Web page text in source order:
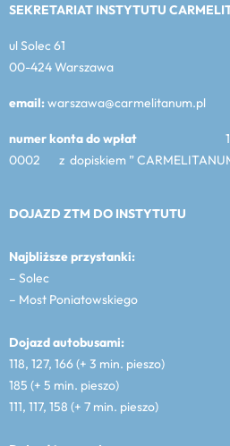
SEKRETARIAT INSTYTUTU
ul Solec 61
00-424 Warszawa
email:warszawa@carmelitanum.pl
numer konta do wpłat
0002 z dopiskiem ”
DOJAZD ZTM DO INSTYTUTU
Najbliższe przystanki:
– Solec
– Most Poniatowskiego
Dojazd autobusami:
118, 127, 166 (+ 3 min. pieszo)
185 (+ 5 min. pieszo)
111, 117, 158 (+ 7 min. pieszo)